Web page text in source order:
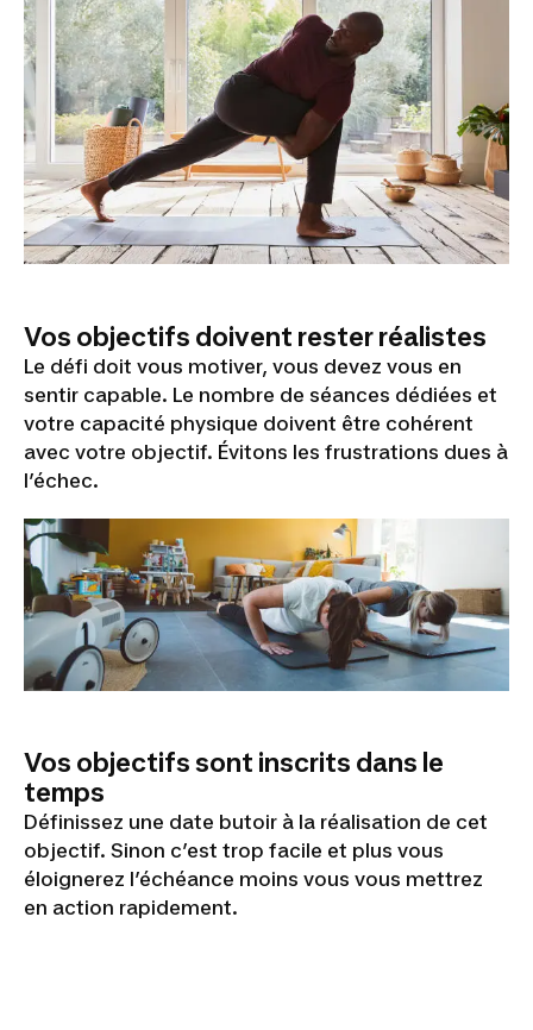
Vos objectifs doivent rester réalistes
Le défi doit vous motiver, vous devez vous en
sentir capable. Le nombre de séances dédiées et
votre capacité physique doivent être cohérent
avec votre objectif. Évitons les frustrations dues à
l’échec.
Vos objectifs sont inscrits dans le
temps
Définissez une date butoir à la réalisation de cet
objectif. Sinon c’est trop facile et plus vous
éloignerez l’échéance moins vous vous mettrez
en action rapidement.